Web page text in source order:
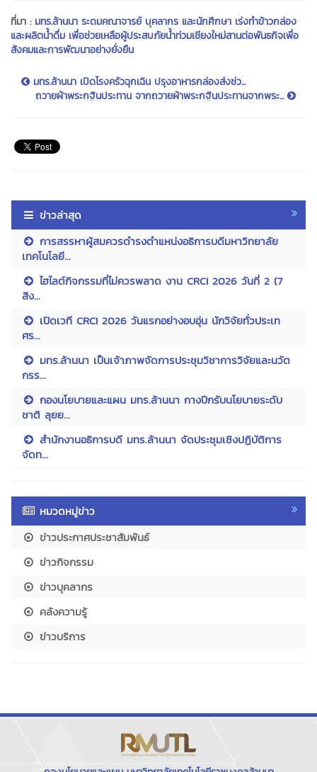
ที่มา : มทร.ล้านนา ระดมคณาจารย์ บุคลากร และนักศึกษา เร่งทำข้าวกล่อง
และผลิตน้ำดื่ม เพื่อช่วยเหลือผู้ประสบภัยน้ำท่วมเชียงใหม่สานต่อพันธกิจเพื่อ
สังคมและการพัฒนาอย่างยั่งยืน
มทร.ล้านนา เปิดโรงครัวฉุกเฉิน ปรุงอาหารกล่องส่งช่ว...
ถวายผ้าพระกฐินประทาน จากถวายผ้าพระกฐินประทานจากพระ...
ข่าวล่าสุด
การสรรหาผู้สมควรดำรงตำแหน่งอธิการบดีมหาวิทยาลัย
เทคโนโลยี...
ไฮไลต์กิจกรรมที่ไม่ควรพลาด งาน CRCI 2026 วันที่ 2 (7
สิง...
เปิดเวที CRCI 2026 วันแรกอย่างอบอุ่น นักวิจัยทั่วประเท
ศร...
มทร.ล้านนา เป็นเจ้าภาพจัดการประชุมวิชาการวิจัยและนวัต
กรร...
กองนโยบายและแผน มทร.ล้านนา กางปีกรับนโยบายระดับ
ชาติ ลุยย...
สำนักงานอธิการบดี มทร.ล้านนา จัดประชุมเชิงปฏิบัติการ
จัดท...
หมวดหมู่ข่าว
ข่าวประกาศประชาสัมพันธ์
ข่าวกิจกรรม
ข่าวบุคลากร
คลังความรู้
ข่าวบริการ